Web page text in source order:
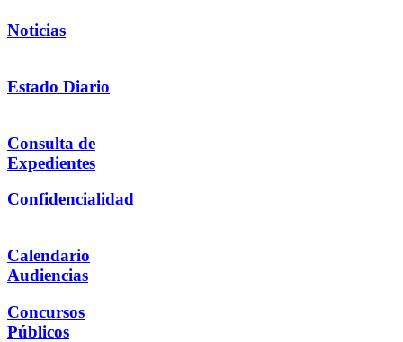
Noticias
Estado Diario
Consulta de
Expedientes
Confidencialidad
Calendario
Audiencias
Concursos
Públicos